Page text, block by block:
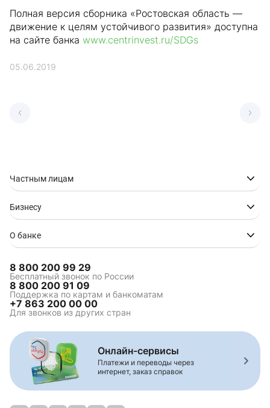
Полная версия сборника «Ростовская область —
движение к целям устойчивого развития» доступна
на сайте банка www.centrinvest.ru/SDGs
05.06.2019
Частным лицам
Бизнесу
О банке
8 800 200 99 29
Бесплатный звонок по России
8 800 200 91 09
Поддержка по картам и банкоматам
+7 863 200 00 00
Для звонков из других стран
Онлайн-сервисы
Платежи и переводы через
интернет, заказ справок